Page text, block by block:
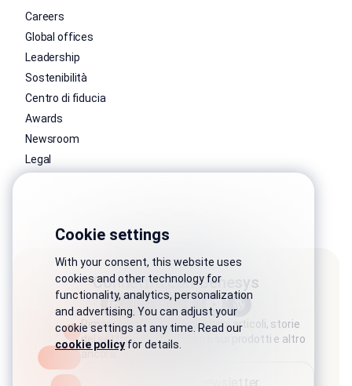
Careers
Global offices
Leadership
Sostenibilità
Centro di fiducia
Awards
Newsroom
Legal
Connettiti con Genesys
Rimani connesso con gli ultimi articoli, storie
del settore, aggiornamenti sui prodotti e altro
ancora.
Iscriviti alla newsletter
Cookie settings
With your consent, this website uses
cookies and other technology for
functionality, analytics, personalization
and advertising. You can adjust your
cookie settings at any time. Read our
cookie policy for details.